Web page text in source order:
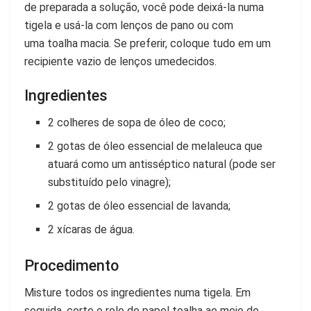
de preparada a solução, você pode deixá-la numa
tigela e usá-la com lenços de pano ou com
uma toalha macia. Se preferir, coloque tudo em um
recipiente vazio de lenços umedecidos.
Ingredientes
2 colheres de sopa de óleo de coco;
2 gotas de óleo essencial de melaleuca que
atuará como um antisséptico natural (pode ser
substituído pelo vinagre);
2 gotas de óleo essencial de lavanda;
2 xícaras de água.
Procedimento
Misture todos os ingredientes numa tigela. Em